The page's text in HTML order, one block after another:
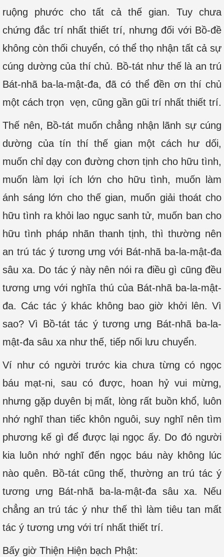
ruộng phước cho tất cả thế gian. Tuy chưa
chứng đắc trí nhất thiết trí, nhưng đối với Bồ-đề
không còn thối chuyển, có thể thọ nhận tất cả sự
cúng dường của thí chủ. Bồ-tát như thế là an trú
Bát-nhã ba-la-mật-đa, đã có thể đền ơn thí chủ
một cách trọn vẹn, cũng gần gũi trí nhất thiết trí.
Thế nên, Bồ-tát muốn chẳng nhận lãnh sự cúng
dường của tín thí thế gian một cách hư dối,
muốn chỉ dạy con đường chơn tịnh cho hữu tình,
muốn làm lợi ích lớn cho hữu tình, muốn làm
ánh sáng lớn cho thế gian, muốn giải thoát cho
hữu tình ra khỏi lao ngục sanh tử, muốn ban cho
hữu tình pháp nhãn thanh tịnh, thì thường nên
an trú tác ý tương ưng với Bát-nhã ba-la-mật-đa
sâu xa. Do tác ý này nên nói ra điều gì cũng đều
tương ưng với nghĩa thú của Bát-nhã ba-la-mật-
đa. Các tác ý khác không bao giờ khởi lên. Vì
sao? Vì Bồ-tát tác ý tương ưng Bát-nhã ba-la-
mật-đa sâu xa như thế, tiếp nối lưu chuyển.
Ví như có người trước kia chưa từng có ngọc
báu mạt-ni, sau có được, hoan hỷ vui mừng,
nhưng gặp duyên bị mất, lòng rất buồn khổ, luôn
nhớ nghĩ than tiếc khôn nguôi, suy nghĩ nên tìm
phương kế gì để được lại ngọc ấy. Do đó người
kia luôn nhớ nghĩ đến ngọc báu này không lúc
nào quên. Bồ-tát cũng thế, thường an trú tác ý
tương ưng Bát-nhã ba-la-mật-đa sâu xa. Nếu
chẳng an trú tác ý như thế thì làm tiêu tan mất
tác ý tương ưng với trí nhất thiết trí.
Bấy giờ Thiện Hiện bạch Phật: